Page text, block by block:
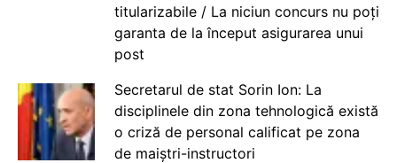
titularizabile / La niciun concurs nu poți
garanta de la început asigurarea unui
post
Secretarul de stat Sorin Ion: La
disciplinele din zona tehnologică există
o criză de personal calificat pe zona
de maiștri-instructori